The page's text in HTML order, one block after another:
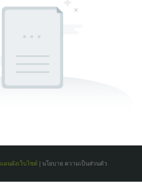
แผนผังเว็บไซต์ | นโยบาย ความเป็นส่วนตัว